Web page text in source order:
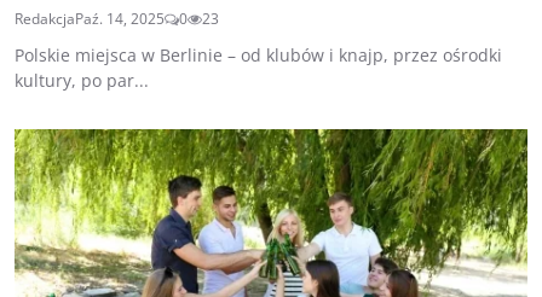
RedakcjaPaź. 14, 2025 0 23
Polskie miejsca w Berlinie – od klubów i knajp, przez ośrodki
kultury, po par...